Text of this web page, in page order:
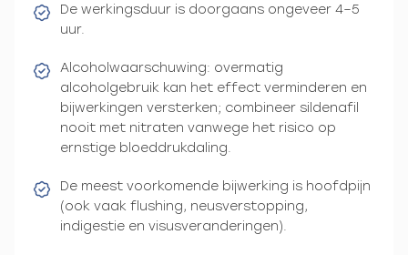
De werkingsduur is doorgaans ongeveer 4–5
uur.
Alcoholwaarschuwing: overmatig
alcoholgebruik kan het effect verminderen en
bijwerkingen versterken; combineer sildenafil
nooit met nitraten vanwege het risico op
ernstige bloeddrukdaling.
De meest voorkomende bijwerking is hoofdpijn
(ook vaak flushing, neusverstopping,
indigestie en visusveranderingen).